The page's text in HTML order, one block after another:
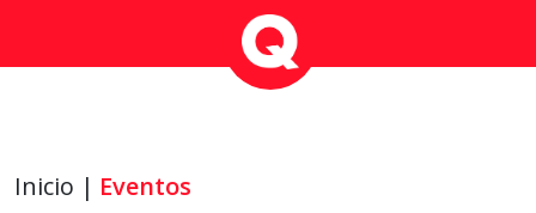
Inicio | Eventos